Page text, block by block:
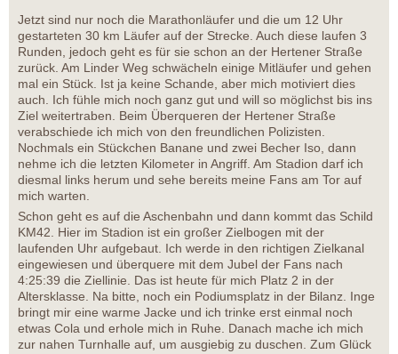
Jetzt sind nur noch die Marathonläufer und die um 12 Uhr
gestarteten 30 km Läufer auf der Strecke. Auch diese laufen 3
Runden, jedoch geht es für sie schon an der Hertener Straße
zurück. Am Linder Weg schwächeln einige Mitläufer und gehen
mal ein Stück. Ist ja keine Schande, aber mich motiviert dies
auch. Ich fühle mich noch ganz gut und will so möglichst bis ins
Ziel weitertraben. Beim Überqueren der Hertener Straße
verabschiede ich mich von den freundlichen Polizisten.
Nochmals ein Stückchen Banane und zwei Becher Iso, dann
nehme ich die letzten Kilometer in Angriff. Am Stadion darf ich
diesmal links herum und sehe bereits meine Fans am Tor auf
mich warten.
Schon geht es auf die Aschenbahn und dann kommt das Schild
KM42. Hier im Stadion ist ein großer Zielbogen mit der
laufenden Uhr aufgebaut. Ich werde in den richtigen Zielkanal
eingewiesen und überquere mit dem Jubel der Fans nach
4:25:39 die Ziellinie. Das ist heute für mich Platz 2 in der
Altersklasse. Na bitte, noch ein Podiumsplatz in der Bilanz. Inge
bringt mir eine warme Jacke und ich trinke erst einmal noch
etwas Cola und erhole mich in Ruhe. Danach mache ich mich
zur nahen Turnhalle auf, um ausgiebig zu duschen. Zum Glück